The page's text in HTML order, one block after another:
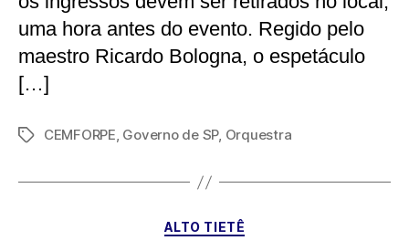
uma hora antes do evento. Regido pelo
maestro Ricardo Bologna, o espetáculo
[…]
TagsCEMFORPE, Governo de SP, Orquestra
Categorias
ALTO TIETÊ